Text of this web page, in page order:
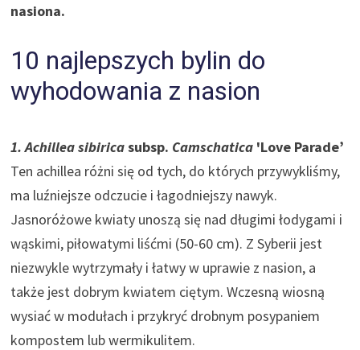
nasiona.
10 najlepszych bylin do
wyhodowania z nasion
1. Achillea sibiricasubsp. Camschatica 'Love Parade’
Ten achillea różni się od tych, do których przywykliśmy,
ma luźniejsze odczucie i łagodniejszy nawyk.
Jasnoróżowe kwiaty unoszą się nad długimi łodygami i
wąskimi, piłowatymi liśćmi (50-60 cm). Z Syberii jest
niezwykle wytrzymały i łatwy w uprawie z nasion, a
także jest dobrym kwiatem ciętym. Wczesną wiosną
wysiać w modułach i przykryć drobnym posypaniem
kompostem lub wermikulitem.